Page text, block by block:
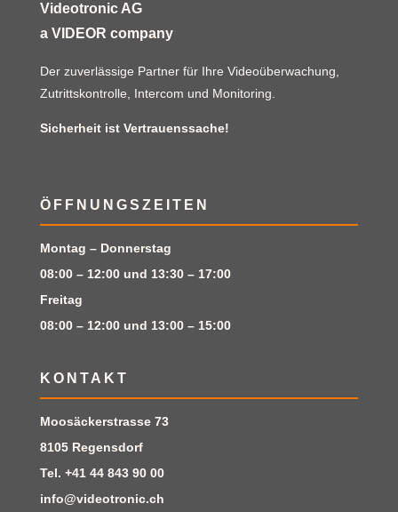
Videotronic AG
a VIDEOR company
Der zuverlässige Partner für Ihre Videoüberwachung,
Zutrittskontrolle, Intercom und Monitoring.
Sicherheit ist Vertrauenssache!
ÖFFNUNGSZEITEN
Montag – Donnerstag
08:00 – 12:00 und 13:30 – 17:00
Freitag
08:00 – 12:00 und 13:00 – 15:00
KONTAKT
Moosäckerstrasse 73
8105 Regensdorf
Tel. +41 44 843 90 00
info@videotronic.ch